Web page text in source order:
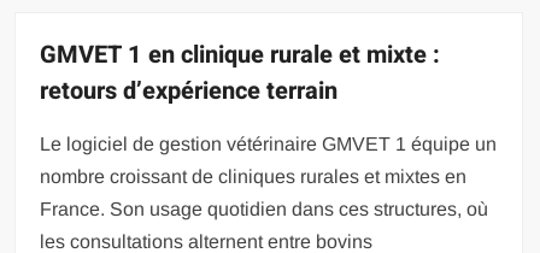
GMVET 1 en clinique rurale et mixte :
retours d’expérience terrain
Le logiciel de gestion vétérinaire GMVET 1 équipe un
nombre croissant de cliniques rurales et mixtes en
France. Son usage quotidien dans ces structures, où
les consultations alternent entre bovins